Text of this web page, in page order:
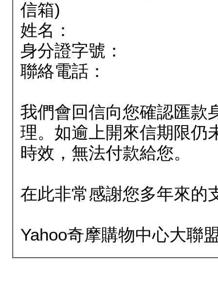
信箱)
姓名：
身分證字號：
聯絡電話：
我們會回信向您確認匯款
理。如逾上開來信期限仍
時效，無法付款給您。
在此非常感謝您多年來的
Yahoo奇摩購物中心大